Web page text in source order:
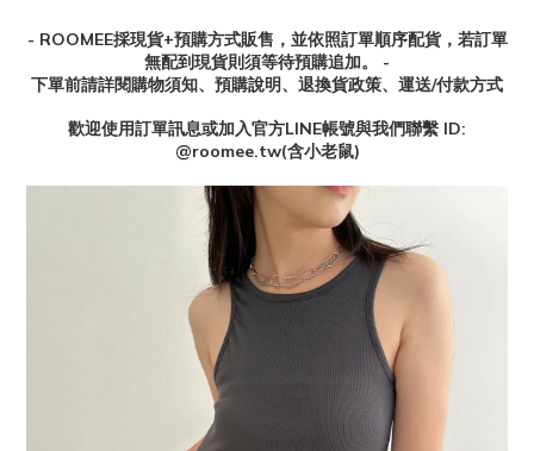
- ROOMEE採現貨+預購方式販售，並依照訂單順序配貨，若訂單
無配到現貨則須等待預購追加。 -
下單前請詳閱購物須知、預購說明、退換貨政策、運送/付款方式
歡迎使用訂單訊息或加入官方LINE帳號與我們聯繫 ID:
@roomee.tw(含小老鼠)